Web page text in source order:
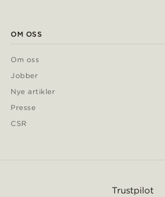
OM OSS
Om oss
Jobber
Nye artikler
Presse
CSR
Trustpilot